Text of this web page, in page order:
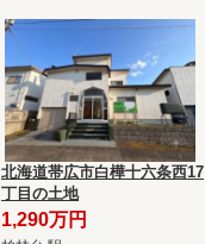
北海道帯広市白樺十六条西17
丁目の土地
1,290万円